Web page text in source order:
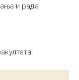
и рада